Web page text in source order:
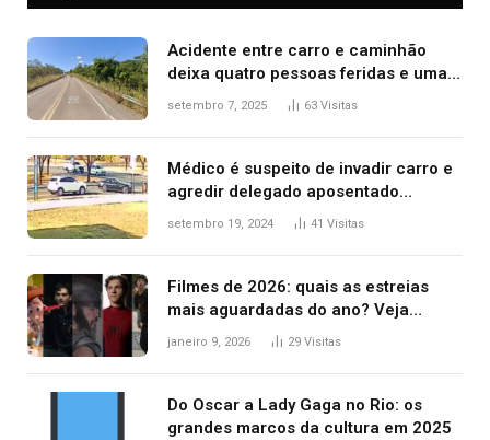
Acidente entre carro e caminhão
deixa quatro pessoas feridas e uma
mulher morta na TO-070
setembro 7, 2025 63 Visitas
Médico é suspeito de invadir carro e
agredir delegado aposentado
durante confusão no trânsito
setembro 19, 2024 41 Visitas
Filmes de 2026: quais as estreias
mais aguardadas do ano? Veja
principais lançamentos do cinema
janeiro 9, 2026 29 Visitas
Do Oscar a Lady Gaga no Rio: os
grandes marcos da cultura em 2025